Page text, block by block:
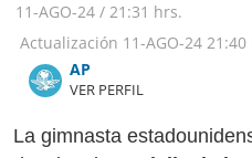
11-AGO-24 / 21:31 hrs.
Actualización 11-AGO-24 21:40
AP
VER PERFIL
La gimnasta